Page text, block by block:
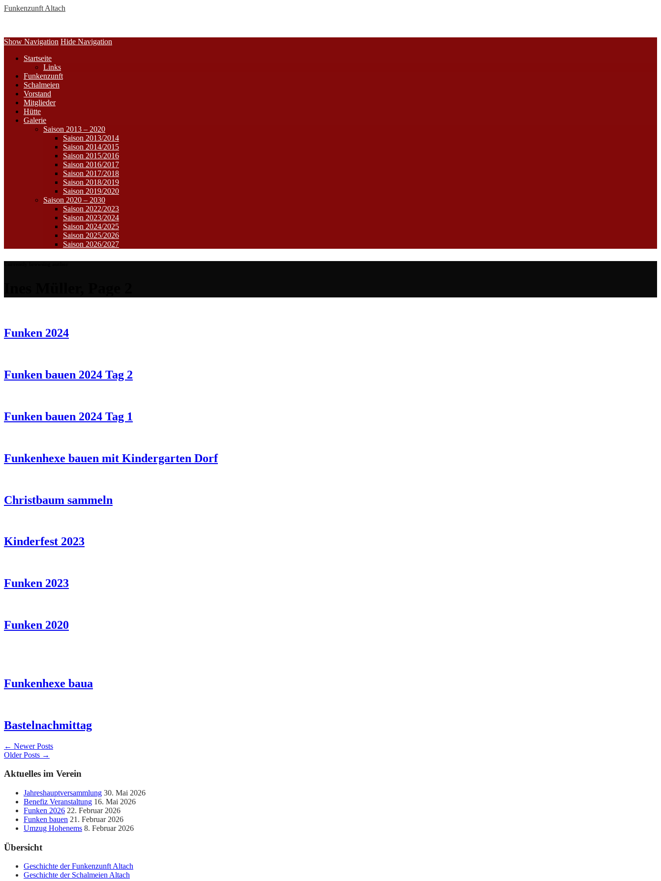
Funkenzunft Altach
Show Navigation Hide Navigation
Startseite
Links
Funkenzunft
Schalmeien
Vorstand
Mitglieder
Hütte
Galerie
Saison 2013 – 2020
Saison 2013/2014
Saison 2014/2015
Saison 2015/2016
Saison 2016/2017
Saison 2017/2018
Saison 2018/2019
Saison 2019/2020
Saison 2020 – 2030
Saison 2022/2023
Saison 2023/2024
Saison 2024/2025
Saison 2025/2026
Saison 2026/2027
Funken 2024
Funken bauen 2024 Tag 2
Funken bauen 2024 Tag 1
Funkenhexe bauen mit Kindergarten Dorf
Christbaum sammeln
Kinderfest 2023
Funken 2023
Funken 2020
Funkenhexe baua
Bastelnachmittag
← Newer Posts
Older Posts →
Aktuelles im Verein
Jahreshauptversammlung 30. Mai 2026
Benefiz Veranstaltung 16. Mai 2026
Funken 2026 22. Februar 2026
Funken bauen 21. Februar 2026
Umzug Hohenems 8. Februar 2026
Übersicht
Geschichte der Funkenzunft Altach
Geschichte der Schalmeien Altach